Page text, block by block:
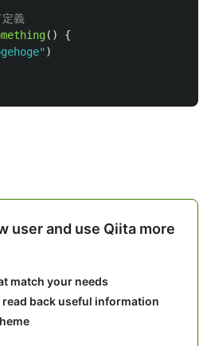
義
()
{
)
user and use Qiita more
match your needs
back useful information